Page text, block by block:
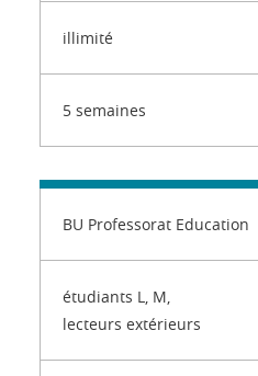
illimité
5 semaines
BU Professorat Education
étudiants L, M,
lecteurs extérieurs